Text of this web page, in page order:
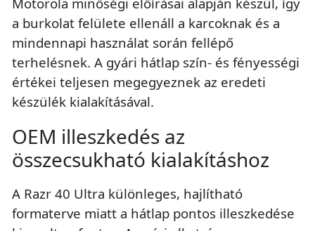
a burkolat felülete ellenáll a karcoknak és a
mindennapi használat során fellépő
terhelésnek. A gyári hátlap szín- és fényességi
értékei teljesen megegyeznek az eredeti
készülék kialakításával.
OEM illeszkedés az
összecsukható kialakításhoz
A Razr 40 Ultra különleges, hajlítható
formaterve miatt a hátlap pontos illeszkedése